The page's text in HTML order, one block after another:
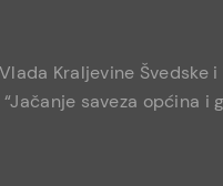
Kraljevine Švedske
saveza općina i